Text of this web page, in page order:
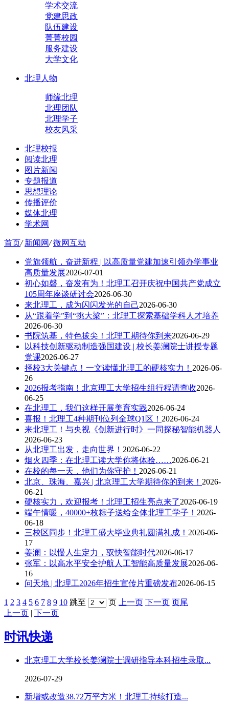
学术交流
党建思政
队伍建设
菁菁校园
服务建设
大学文化
北理人物
师缘北理
北理团队
北理学子
校友风采
北理校报
阅读北理
图片新闻
专题报道
思想理论
传播评价
媒体北理
学术网
首页/ 新闻网/ 微网互动
党旗领航，奋进新程 | 以高质量党建加速引领办学事业
高质量发展2026-07-01
初心如磬，奋发有为！北理工召开庆祝中国共产党成立
105周年座谈研讨会2026-06-30
来北理工，成为闪闪发光的自己2026-06-30
从“跟着学”到“挑大梁”：北理工探索基础学科人才培养
2026-06-30
书院筑基，特色拔尖！北理工期待你到来2026-06-29
以科技创新驱动制造强国建设 | 校长姜澜院士讲授专题
党课2026-06-27
择校3大关键点！一文读懂北理工的硬核实力！ 2026-06-
26
2026报考指南！北京理工大学招生组行程请查收2026-
06-25
在北理工，我们这样开展美育实践2026-06-24
喜报！北理工4种期刊位列全球Q1区！ 2026-06-24
来北理工！与央视《创新进行时》一同探秘智能机器人
2026-06-23
从北理工出发，走向世界！ 2026-06-22
烟火四季：在北理工读大学你将体验……2026-06-21
在校的每一天，他们为你守护！ 2026-06-21
北京、珠海、嘉兴 | 北京理工大学期待你的到来！ 2026-
06-21
硬核实力，欢迎报考！北理工招生亮点来了2026-06-19
端午情暖，40000+枚粽子送给全体北理工学子！ 2026-
06-18
三校区同步！北理工盛大毕业典礼圆满礼成！ 2026-06-
17
姜澜：以慢人生定力，驭快智能时代2026-06-17
张军：以高水平安全护航人工智能高质量发展2026-06-
16
问天地 | 北理工2026年招生宣传片重磅发布2026-06-15
1 2 3 4 5 6 7 8 9 10 跳至 页 上一页 下一页 页尾
上一页 | 下一页
时讯快递
北京理工大学校长姜澜院士调研指导本科招生录取...
2026-07-29
新增或改造38.72万平方米！北理工持续打造...